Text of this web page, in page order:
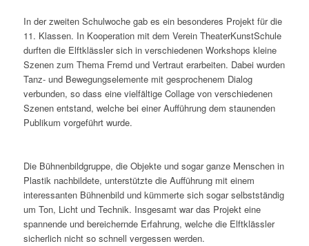
In der zweiten Schulwoche gab es ein besonderes Projekt für die
11. Klassen. In Kooperation mit dem Verein TheaterKunstSchule
durften die Elftklässler sich in verschiedenen Workshops kleine
Szenen zum Thema Fremd und Vertraut erarbeiten. Dabei wurden
Tanz- und Bewegungselemente mit gesprochenem Dialog
verbunden, so dass eine vielfältige Collage von verschiedenen
Szenen entstand, welche bei einer Aufführung dem staunenden
Publikum vorgeführt wurde.
Die Bühnenbildgruppe, die Objekte und sogar ganze Menschen in
Plastik nachbildete, unterstützte die Aufführung mit einem
interessanten Bühnenbild und kümmerte sich sogar selbstständig
um Ton, Licht und Technik. Insgesamt war das Projekt eine
spannende und bereichernde Erfahrung, welche die Elftklässler
sicherlich nicht so schnell vergessen werden.